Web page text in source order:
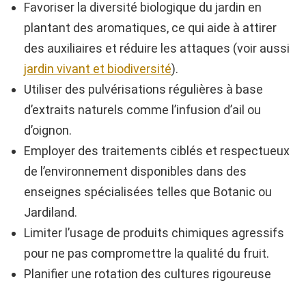
Favoriser la diversité biologique du jardin en
plantant des aromatiques, ce qui aide à attirer
des auxiliaires et réduire les attaques (voir aussi
jardin vivant et biodiversité).
Utiliser des pulvérisations régulières à base
d’extraits naturels comme l’infusion d’ail ou
d’oignon.
Employer des traitements ciblés et respectueux
de l’environnement disponibles dans des
enseignes spécialisées telles que Botanic ou
Jardiland.
Limiter l’usage de produits chimiques agressifs
pour ne pas compromettre la qualité du fruit.
Planifier une rotation des cultures rigoureuse